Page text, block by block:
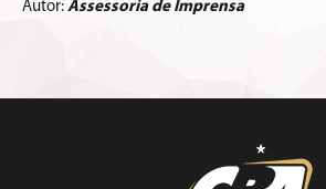
Autor: Assessoria de Imprensa